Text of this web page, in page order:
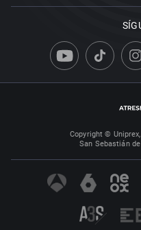
Copyright ©
San Sebastián